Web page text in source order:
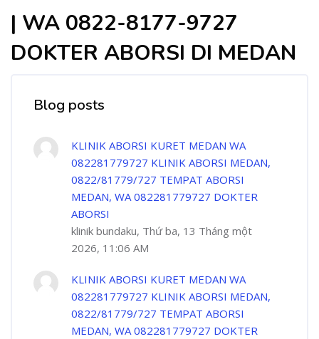
| WA 0822-8177-9727
DOKTER ABORSI DI MEDAN
Blog posts
KLINIK ABORSI KURET MEDAN WA
082281779727 KLINIK ABORSI MEDAN,
0822/81779/727 TEMPAT ABORSI
MEDAN, WA 082281779727 DOKTER
ABORSI
klinik bundaku, Thứ ba, 13 Tháng một
2026, 11:06 AM
KLINIK ABORSI KURET MEDAN WA
082281779727 KLINIK ABORSI MEDAN,
0822/81779/727 TEMPAT ABORSI
MEDAN, WA 082281779727 DOKTER